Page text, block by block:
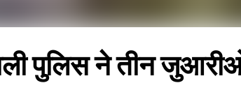
पुलिस ने तीन